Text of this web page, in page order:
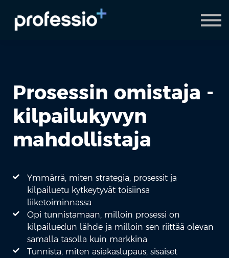
AI Coach
Pyydä demo
Prosessin omistaja -
kilpailukyvyn
mahdollistaja
Ymmärrä, miten strategia, prosessit ja
kilpailuetu kytkeytyvät toisiinsa
liiketoiminnassa
Opi tunnistamaan, milloin prosessi on
kilpailuedun lähde ja milloin sen riittää olevan
samalla tasolla kuin markkina
Tunnista, miten asiakaslupaus, sisäiset